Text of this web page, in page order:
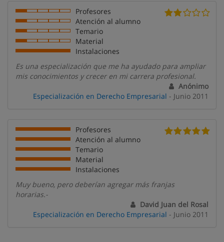
Profesores
Atención al alumno
Temario
Material
Instalaciones
Es una especialización que me ha ayudado para ampliar
mis conocimientos y crecer en mi carrera profesional.
Anónimo
Especialización en Derecho Empresarial - Junio 2011
Profesores
Atención al alumno
Temario
Material
Instalaciones
Muy bueno, pero deberían agregar más franjas
horarias.-
David Juan del Rosal
Especialización en Derecho Empresarial - Junio 2011